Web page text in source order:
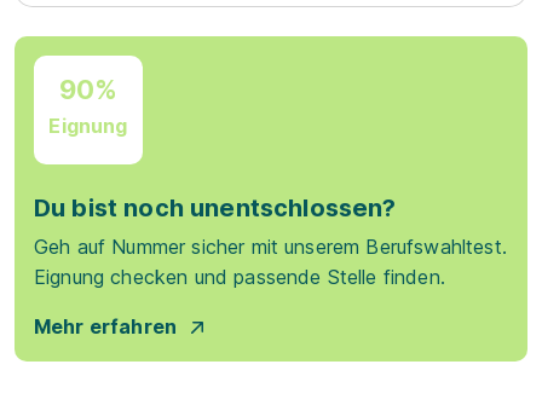
90%
Eignung
Du bist noch unentschlossen?
Geh auf Nummer sicher mit unserem Berufswahltest.
Eignung checken und passende Stelle finden.
Mehr erfahren